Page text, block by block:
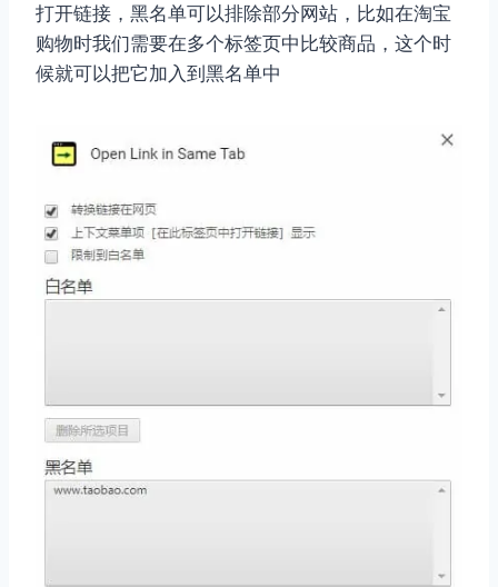
打开链接，黑名单可以排除部分网站，比如在淘宝
购物时我们需要在多个标签页中比较商品，这个时
候就可以把它加入到黑名单中